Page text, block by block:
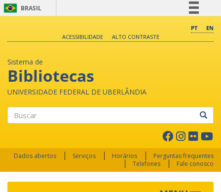
BRASIL
Comunica BR
PT
EN
ACESSIBILIDADE
ALTO CONTRASTE
Sistema de
Bibliotecas
UNIVERSIDADE FEDERAL DE UBERLÂNDIA
Dados abertos Serviços Horários
Perguntas frequentes
Telefones
Fale conosco